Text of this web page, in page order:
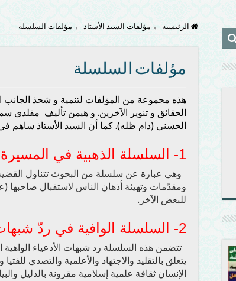
الرئيسية ← مؤلفات السيد الأستاذ ← مؤلفات السلسلة
مؤلفات السلسلة
هذه مجموعة من المؤلفات لتنمية و شحذ الجانب
الحقائق و تنوير الآخرين. و هيمن تأليف مقلدي
الحسني (دام ظله). كما أن السيد الأستاذ ساهم في
1- السلسلة الذهبية في
وهي عبارة عن سلسلة من البحوث تتناول
ومقدّمات وتهيئة أذهان الناس لاستقبال صاحبها
للبعض الآخر.
2- السلسلة الوافية في ردّ شبهات
تتضمن هذه السلسلة رد شبهات الأدعياء
يتعلق بالتقليد والاجتهاد والأعلمية والتصدي
الإنسان ثقافة علمية إسلامية مقرونة بالدليل